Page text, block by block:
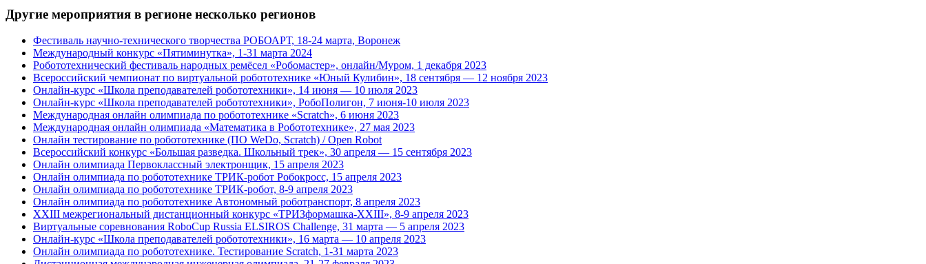
Другие мероприятия в регионе несколько регионов
Фестиваль научно-технического творчества РОБОАРТ, 18-24 марта, Воронеж
Международный конкурс «Пятиминутка», 1-31 марта 2024
Робототехнический фестиваль народных ремёсел «Робомастер», онлайн/Муром, 1 декабря 2023
Всероссийский чемпионат по виртуальной робототехнике «Юный Кулибин», 18 сентября — 12 ноября 2023
Онлайн-курс «Школа преподавателей робототехники», 14 июня — 10 июля 2023
Онлайн-курс «Школа преподавателей робототехники», РобоПолигон, 7 июня-10 июля 2023
Международная онлайн олимпиада по робототехнике «Scratch», 6 июня 2023
Международная онлайн олимпиада «Математика в Робототехнике», 27 мая 2023
Онлайн тестирование по робототехнике (ПО WeDo, Scratch) / Open Robot
Всероссийский конкурс «Большая разведка. Школьный трек», 30 апреля — 15 сентября 2023
Онлайн олимпиада Первоклассный электронщик, 15 апреля 2023
Онлайн олимпиада по робототехнике ТРИК-робот Робокросс, 15 апреля 2023
Онлайн олимпиада по робототехнике ТРИК-робот, 8-9 апреля 2023
Онлайн олимпиада по робототехнике Автономный роботранспорт, 8 апреля 2023
XXIII межрегиональный дистанционный конкурс «ТРИЗформашка-XXIII», 8-9 апреля 2023
Виртуальные соревнования RoboCup Russia ELSIROS Challenge, 31 марта — 5 апреля 2023
Онлайн-курс «Школа преподавателей робототехники», 16 марта — 10 апреля 2023
Онлайн олимпиада по робототехнике. Тестирование Scratch, 1-31 марта 2023